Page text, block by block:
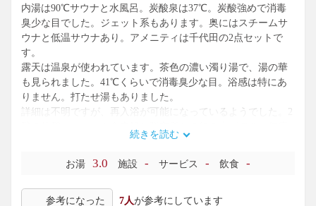
内湯は90℃サウナと水風呂。炭酸泉は37℃。炭酸強めで消毒
臭少な目でした。ジェット系もあります。奥にはスチームサ
ウナと低温サウナあり。アメニティは千代田の2点セットで
す。
露天は温泉が使われています。茶色の濃い濁り湯で、湯の華
も見られました。41℃くらいで消毒臭少な目。浴感は特にあ
りません。打たせ湯もありました。
詳細は不明ですが、再入浴が可能になっているようでした。2
階の休憩コーナーや食事処と脱衣所との行き来ができ、何度
でも入浴ができるようになっていたのが有難いところです。
また利用したいと思います。
続きを読む
お湯 3.0 施設 - サービス - 飲食 -
参考になった 7人が参考にしています